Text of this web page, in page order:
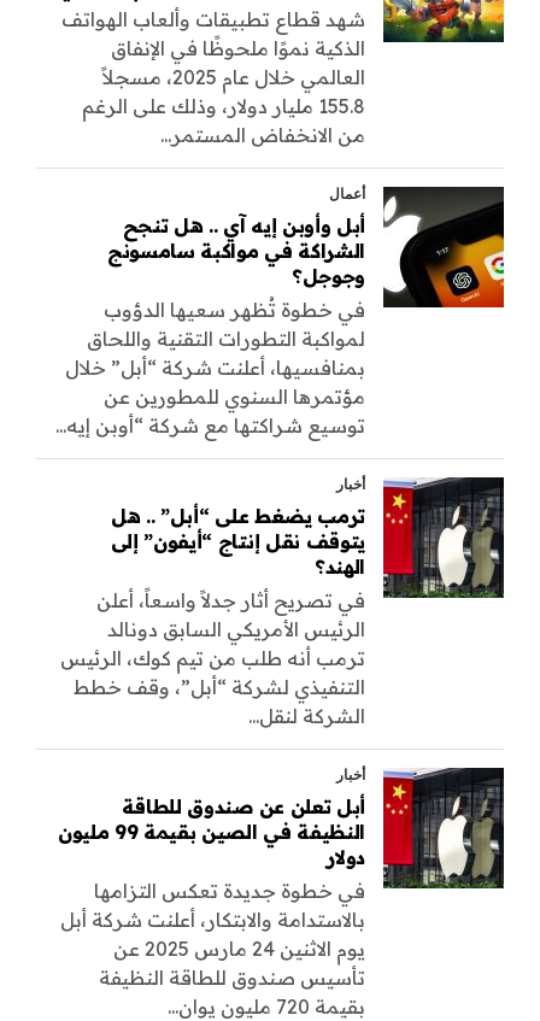
شهد قطاع تطبيقات وألعاب الهواتف
الذكية نموًا ملحوظًا في الإنفاق
العالمي خلال عام 2025، مسجلاً
155.8 مليار دولار، وذلك على الرغم
من الانخفاض المستمر...
أعمال
أبل وأوبن إيه آي .. هل تنجح
الشراكة في مواكبة سامسونج
وجوجل؟
في خطوة تُظهر سعيها الدؤوب
لمواكبة التطورات التقنية واللحاق
بمنافسيها، أعلنت شركة “أبل” خلال
مؤتمرها السنوي للمطورين عن
توسيع شراكتها مع شركة “أوبن إيه...
أخبار
ترمب يضغط على “أبل” .. هل
يتوقف نقل إنتاج “أيفون” إلى
الهند؟
في تصريح أثار جدلاً واسعاً، أعلن
الرئيس الأمريكي السابق دونالد
ترمب أنه طلب من تيم كوك، الرئيس
التنفيذي لشركة “أبل”، وقف خطط
الشركة لنقل...
أخبار
أبل تعلن عن صندوق للطاقة
النظيفة في الصين بقيمة 99 مليون
دولار
في خطوة جديدة تعكس التزامها
بالاستدامة والابتكار، أعلنت شركة أبل
يوم الاثنين 24 مارس 2025 عن
تأسيس صندوق للطاقة النظيفة
بقيمة 720 مليون يوان...